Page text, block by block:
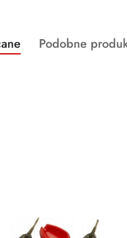
produktów
Produkty
Podobne